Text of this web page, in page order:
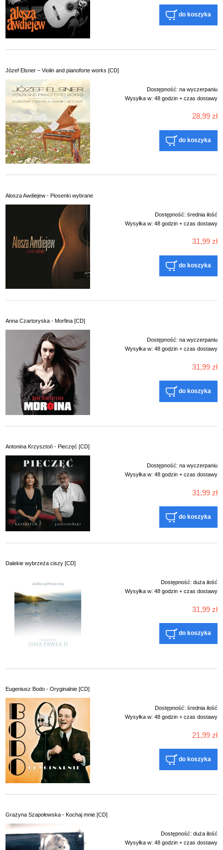
do koszyka
Józef Elsner – Violin and pianoforte works [CD]
Dostępność: na wyczerpaniu
Wysyłka w: 48 godzin + czas dostawy
28,99 zł
do koszyka
Alosza Awdiejew - Piosenki wybrane
Dostępność: średnia ilość
Wysyłka w: 48 godzin + czas dostawy
31,99 zł
do koszyka
Anna Czartoryska - Morfina [CD]
Dostępność: na wyczerpaniu
Wysyłka w: 48 godzin + czas dostawy
31,99 zł
do koszyka
Antonina Krzysztoń - Pieczęć [CD]
Dostępność: na wyczerpaniu
Wysyłka w: 48 godzin + czas dostawy
31,99 zł
do koszyka
Dalekie wybrzeża ciszy [CD]
Dostępność: duża ilość
Wysyłka w: 48 godzin + czas dostawy
31,99 zł
do koszyka
Eugeniusz Bodo - Oryginalnie [CD]
Dostępność: średnia ilość
Wysyłka w: 48 godzin + czas dostawy
21,99 zł
do koszyka
Grażyna Szapołowska - Kochaj mnie [CD]
Dostępność: duża ilość
Wysyłka w: 48 godzin + czas dostawy